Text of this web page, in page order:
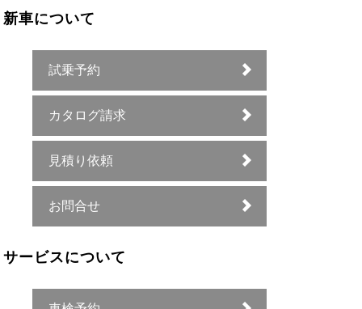
新車について
試乗予約
カタログ請求
見積り依頼
お問合せ
サービスについて